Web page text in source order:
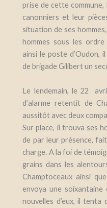
prise de cette commune,
canonniers et leur
situation de ses hommes
hommes sous les ordre
ainsi le poste d’Oudon,
de brigade Gilibert un
Le lendemain, le 22
d’alarme retentit de
aussitôt avec deux
Sur place, il trouva ses
de par leur présence,
charge. A la foi de
grains dans les
Champtoceaux ainsi
envoya une soixantaine
nouvelles d’eux, il tenta